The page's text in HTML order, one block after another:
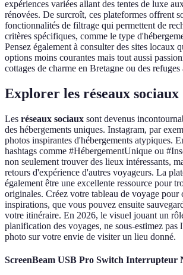
expériences variées allant des tentes de luxe
rénovées. De surcroît, ces plateformes offrent
fonctionnalités de filtrage qui permettent de
critères spécifiques, comme le type
Pensez également à consulter des sites locaux
options moins courantes mais tout aussi
cottages de charme en Bretagne ou des
Explorer les réseaux sociaux
Les réseaux sociaux sont devenus
des hébergements uniques. Instagram, par
photos inspirantes d'hébergements atypiques.
hashtags comme #HébergementUnique ou
non seulement trouver des lieux intéressants,
retours d'expérience d'autres voyageurs. La
également être une excellente ressource pour
originales. Créez votre tableau de voyage pour
inspirations, que vous pouvez ensuite
votre itinéraire. En 2026, le visuel jouant un
planification des voyages, ne sous-estimez
photo sur votre envie de visiter un lieu donné.
ScreenBeam USB Pro Switch Interrupteur